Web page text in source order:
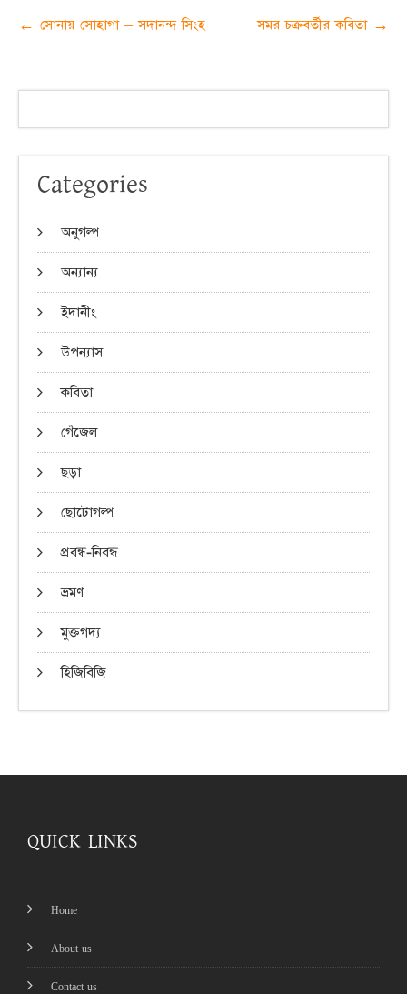
Post
← সোনায় সোহাগা – সদানন্দ সিংহ সমর চক্রবর্তীর কবিতা →
Categories
অনুগল্প
অন্যান্য
ইদানীং
উপন্যাস
কবিতা
গেঁজেল
ছড়া
ছোটোগল্প
প্রবন্ধ-নিবন্ধ
ভ্রমণ
মুক্তগদ্য
হিজিবিজি
QUICK LINKS
Home
About us
Contact us